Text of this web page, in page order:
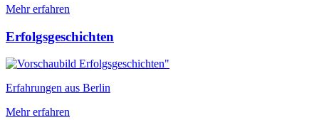
Mehr erfahren
Erfolgsgeschichten
Erfahrungen aus Berlin
Mehr erfahren